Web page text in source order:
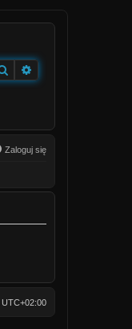
Szukaj
Zaloguj się
UTC+02:00